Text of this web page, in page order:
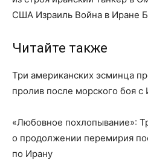
США Израиль Война в Иране
Читайте также
Три американских эсминца
пролив после морского боя с
«Любовное похлопывание»:
о продолжении перемирия
по Ирану